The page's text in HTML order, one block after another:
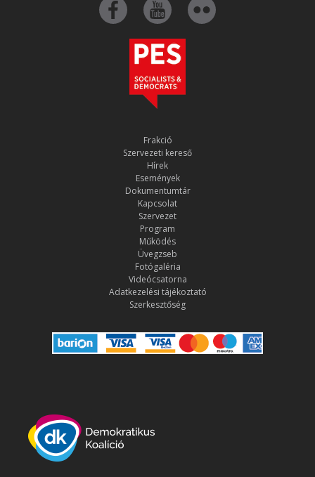
Frakció
Szervezeti kereső
Hírek
Események
Dokumentumtár
Kapcsolat
Szervezet
Program
Működés
Üvegzseb
Fotógaléria
Videócsatorna
Adatkezelési tájékoztató
Szerkesztőség